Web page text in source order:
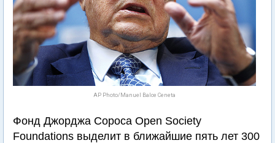
AP Photo/Manuel Balce Ceneta
Фонд Джорджа Сороса Open Society
Foundations выделит в ближайшие пять лет 300